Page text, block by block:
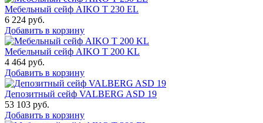
Мебельный сейф AIKO T 230 EL
6 224 руб.
Добавить в корзину
Мебельный сейф AIKO T 200 KL
4 464 руб.
Добавить в корзину
Депозитный сейф VALBERG ASD 19
53 103 руб.
Добавить в корзину